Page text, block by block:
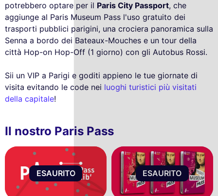
potrebbero optare per il Paris City Passport, che
aggiunge al Paris Museum Pass l'uso gratuito dei
trasporti pubblici parigini, una crociera panoramica sulla
Senna a bordo dei Bateaux-Mouches e un tour della
città Hop-on Hop-Off (1 giorno) con gli Autobus Rossi.
Sii un VIP a Parigi e goditi appieno le tue giornate di
visita evitando le code nei luoghi turistici più visitati
della capitale!
Il nostro Paris Pass
ESAURITO ESAURITO